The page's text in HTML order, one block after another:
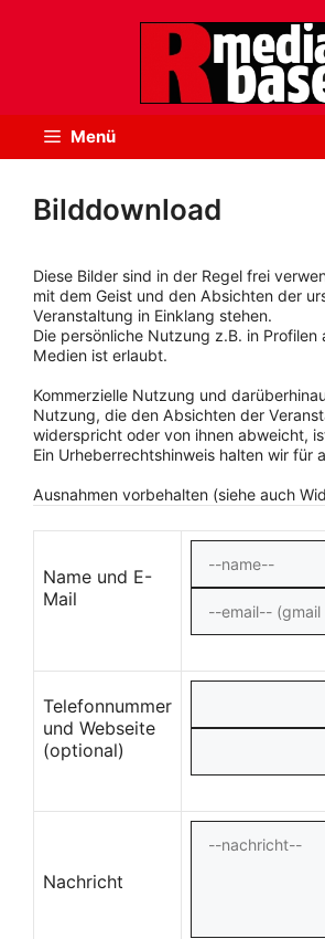
Menü
Bilddownload
Diese Bilder sind in der Regel frei
mit dem Geist und den Absichten der
Veranstaltung in Einklang stehen.
Die persönliche Nutzung z.B. in Profilen
Medien ist erlaubt.
Kommerzielle Nutzung und
Nutzung, die den Absichten der
widerspricht oder von ihnen abweicht,
Ein Urheberrechtshinweis halten wir für
Ausnahmen vorbehalten (siehe auch
Name und E-
Mail
Telefonnummer
und Webseite
(optional)
Nachricht